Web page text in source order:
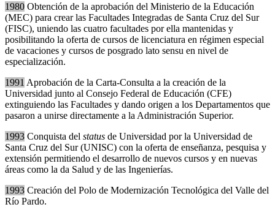
1980 Obtención de la aprobación del Ministerio de la Educación
(MEC) para crear las Facultades Integradas de Santa Cruz del Sur
(FISC), uniendo las cuatro facultades por ella mantenidas y
posibilitando la oferta de cursos de licenciatura en régimen especial
de vacaciones y cursos de posgrado lato sensu en nivel de
especialización.
1991 Aprobación de la Carta-Consulta a la creación de la
Universidad junto al Consejo Federal de Educación (CFE)
extinguiendo las Facultades y dando origen a los Departamentos que
pasaron a unirse directamente a la Administración Superior.
1993 Conquista del status de Universidad por la Universidad de
Santa Cruz del Sur (UNISC) con la oferta de enseñanza, pesquisa y
extensión permitiendo el desarrollo de nuevos cursos y en nuevas
áreas como la da Salud y de las Ingenierías.
1993 Creación del Polo de Modernización Tecnológica del Valle del
Río Pardo.